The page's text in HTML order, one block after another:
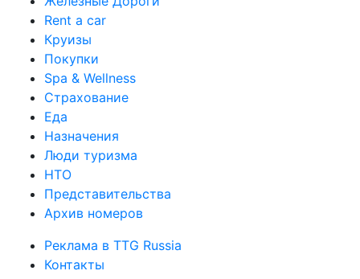
Rent a car
Круизы
Покупки
Spa & Wellness
Страхование
Еда
Назначения
Люди туризма
НТО
Представительства
Архив номеров
Реклама в TTG Russia
Контакты